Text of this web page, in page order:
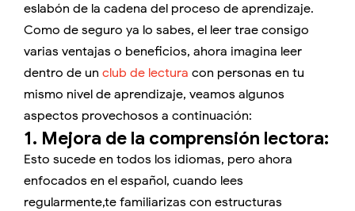
eslabón de la cadena del proceso de aprendizaje.
Como de seguro ya lo sabes, el leer trae consigo
varias ventajas o beneficios, ahora imagina leer
dentro de un club de lectura con personas en tu
mismo nivel de aprendizaje, veamos algunos
aspectos provechosos a continuación:
1. Mejora de la comprensión lectora:
Esto sucede en todos los idiomas, pero ahora
enfocados en el español, cuando lees
regularmente,te familiarizas con estructuras